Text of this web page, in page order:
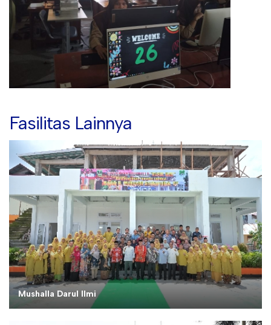
Fasilitas Lainnya
Mushalla Darul Ilmi